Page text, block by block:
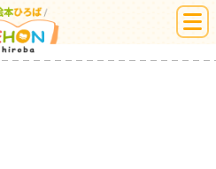
絵本ひろば